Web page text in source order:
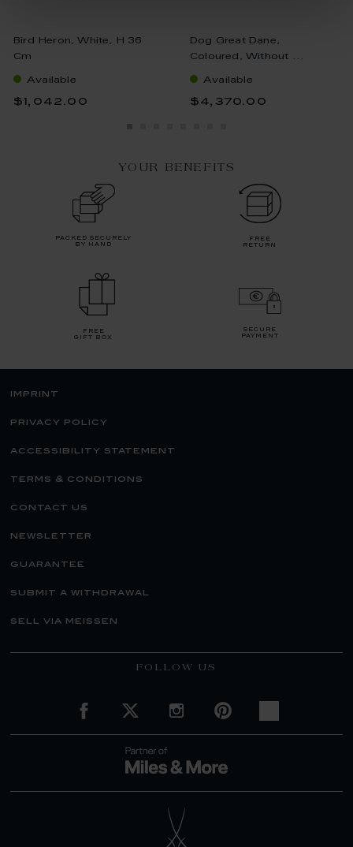
Bird Heron, White, H 36
Cm
Available
$1,042.00
Dog Great Dane,
Coloured, Without ...
Available
$4,370.00
YOUR BENEFITS
packed securely
by hand
free
return
free
gift box
secure
payment
imprint
privacy policy
accessibility statement
terms & conditions
contact us
newsletter
guarantee
submit a withdrawal
sell via meissen
FOLLOW US